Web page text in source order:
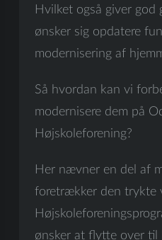
Hvilket også giver god
ønsker sig opdatere
modernisering af
Så hvordan kan vi
modernisere dem på
Højskoleforening?
Her nævner en del af
foretrækker den trykte
ønsker at flytte over til